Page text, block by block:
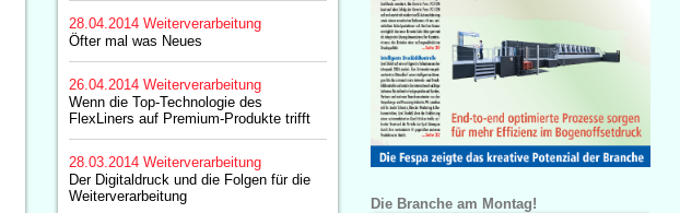
28.04.2014 Weiterverarbeitung
Öfter mal was Neues
26.04.2014 Weiterverarbeitung
Wenn die Top-Technologie des
FlexLiners auf Premium-Produkte trifft
28.03.2014 Weiterverarbeitung
Der Digitaldruck und die Folgen für die
Weiterverarbeitung
Die Branche am Montag!